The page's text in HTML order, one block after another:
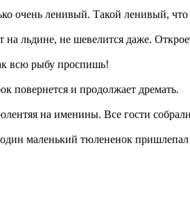
очень ленивый. Такой ленивый, что
льдине, не шевелится даже.
всю рыбу проспишь!
повернется и продолжает дремать.
на именины. Все гости
маленький тюлененок